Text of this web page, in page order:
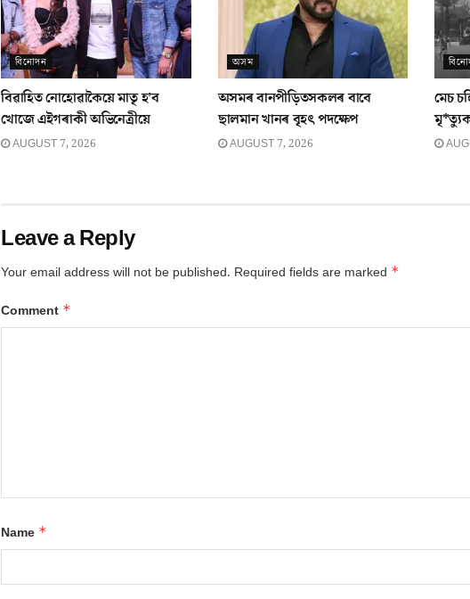
বিনোদন
বিৱাহিত নোহোৱাকৈয়ে মাতৃ হ’ব
খোজে এইগৰাকী অভিনেত্ৰীয়ে
AUGUST 7, 2026
অসম
অসমৰ বানপীড়িতসকলৰ বাবে
ছালমান খানৰ বৃহৎ পদক্ষেপ
AUGUST 7, 2026
মেচ
Leave a Reply
Your email address will not be published. Required fields are marked *
Comment *
Name *